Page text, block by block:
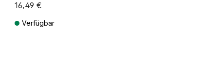
16,49 €
Verfügbar